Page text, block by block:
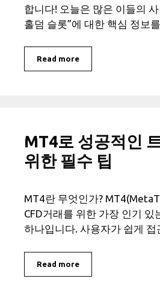
합니다! 오늘은 많은 이들의
홀덤 슬롯”에 대한 핵심 정보
Read more
MT4로 성공적인
위한 필수 팁
MT4란 무엇인가?
CFD거래를 위한 가장 인기 있
하나입니다. 사용자가 쉽게
Read more